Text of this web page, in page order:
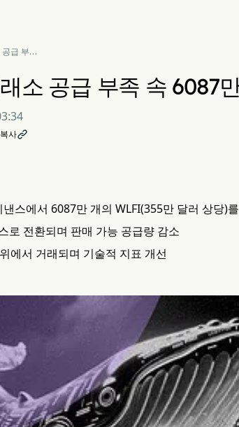
급 부족
소 공급 부족 속 6087
사
스에서 6087만 개의 WLFI(355만 달러 상당)
로 전환되며 판매 가능 공급량 감소
에서 거래되며 기술적 지표 개선